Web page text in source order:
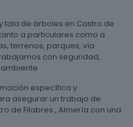
tala de árboles en Castro de
a particulares como a
terrenos, parques, vía
con seguridad,
.
específica y
asegurar un trabajo de
de Filabres , Almería con una